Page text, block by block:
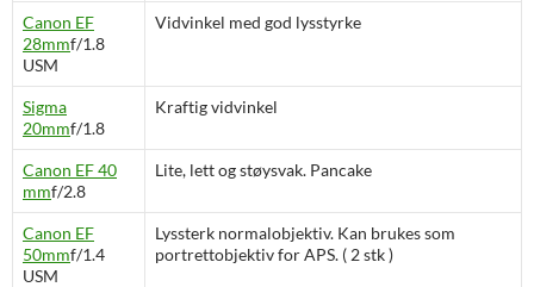
Canon EF
28mmf/1.8
USM
Vidvinkel med god lysstyrke
Sigma
20mmf/1.8
Kraftig vidvinkel
Canon EF 40
mmf/2.8
Lite, lett og støysvak. Pancake
Canon EF
50mmf/1.4
USM
Lyssterk normalobjektiv. Kan brukes som
portrettobjektiv for APS. ( 2 stk )